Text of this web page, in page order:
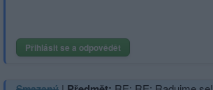
Přihlásit se a odpovědět